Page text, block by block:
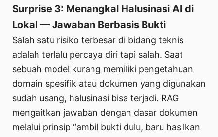
Surprise 3: Menangkal Halusinasi AI di
Lokal — Jawaban Berbasis Bukti
Salah satu risiko terbesar di bidang teknis
adalah terlalu percaya diri tapi salah. Saat
sebuah model kurang memiliki pengetahuan
domain spesifik atau dokumen yang digunakan
sudah usang, halusinasi bisa terjadi. RAG
mengaitkan jawaban dengan dasar dokumen
melalui prinsip “ambil bukti dulu, baru hasilkan